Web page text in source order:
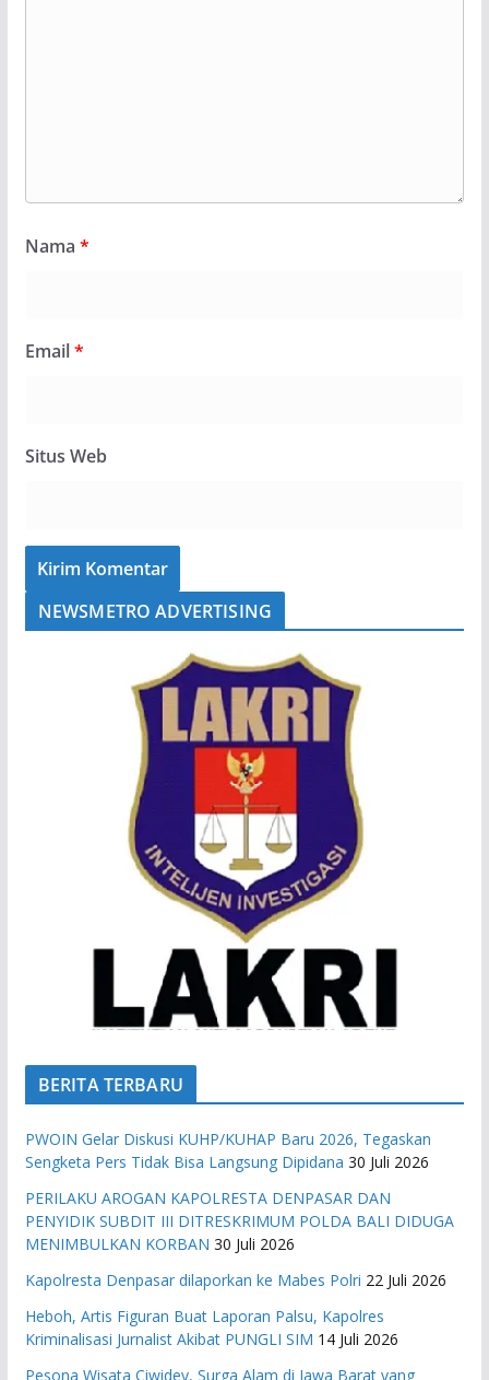
Nama *
Email*
Situs Web
NEWSMETRO ADVERTISING
BERITA TERBARU
PWOIN Gelar Diskusi KUHP/KUHAP Baru 2026, Tegaskan
Sengketa Pers Tidak Bisa Langsung Dipidana 30 Juli 2026
PERILAKU AROGAN KAPOLRESTA DENPASAR DAN
PENYIDIK SUBDIT III DITRESKRIMUM POLDA BALI DIDUGA
MENIMBULKAN KORBAN 30 Juli 2026
Kapolresta Denpasar dilaporkan ke Mabes Polri 22 Juli 2026
Heboh, Artis Figuran Buat Laporan Palsu, Kapolres
Kriminalisasi Jurnalist Akibat PUNGLI SIM 14 Juli 2026
Pesona Wisata Ciwidey, Surga Alam di Jawa Barat yang